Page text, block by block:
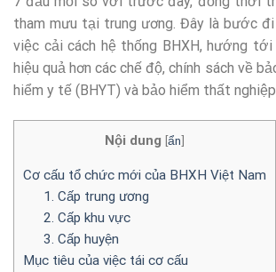
tham mưu tại trung ương. Đây là bước
việc cải cách hệ thống BHXH, hướng
hiệu quả hơn các chế độ, chính sách về
hiểm y tế (BHYT) và bảo hiểm thất nghiệp.
Nội dung [ẩn]
Cơ cấu tổ chức mới của BHXH Việt Nam
1. Cấp trung ương
2. Cấp khu vực
3. Cấp huyện
Mục tiêu của việc tái cơ cấu